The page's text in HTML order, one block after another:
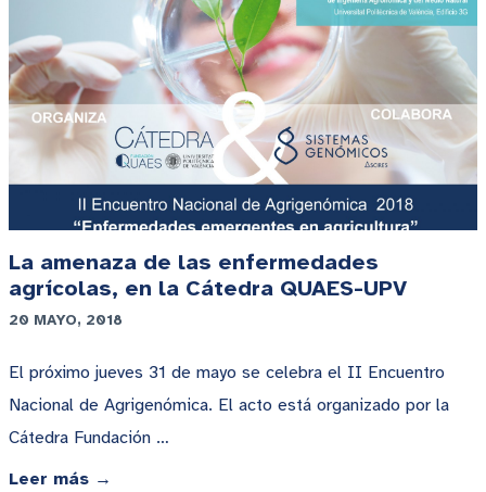
La amenaza de las enfermedades
agrícolas, en la Cátedra QUAES-UPV
20 MAYO, 2018
El próximo jueves 31 de mayo se celebra el II Encuentro
Nacional de Agrigenómica. El acto está organizado por la
Cátedra Fundación …
Leer más →